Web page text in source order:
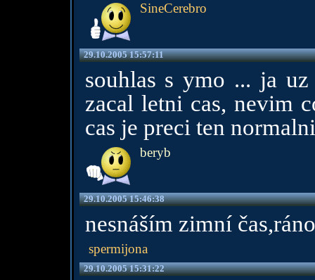
SineCerebro
29.10.2005 15:57:11
souhlas s ymo ... ja
zacal letni cas, nevim
cas je preci ten normalni
beryb
29.10.2005 15:46:38
nesnáším zimní
spermijona
29.10.2005 15:31:22